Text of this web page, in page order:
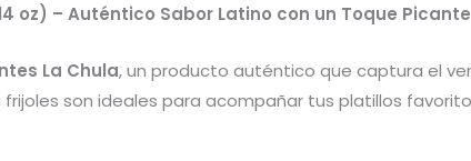
oz) – Auténtico Sabor Latino con un Toque Picante
La Chula, un producto auténtico que captura el
son ideales para acompañar tus platillos